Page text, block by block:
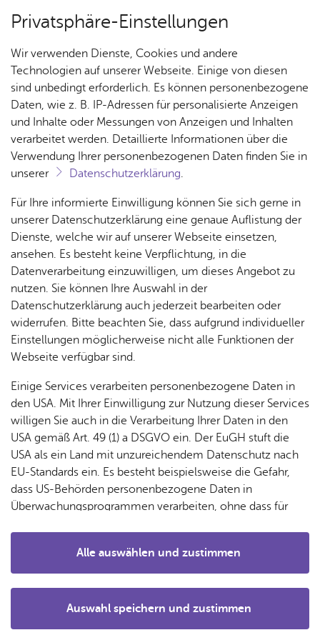
Über­sicht Bür­ger & Stadt
Rat­
haus &
Bür­
ger­
ser­vice
Rat­
häu­ser
& Orts­
ver­
wal­
Ämter
A–Z
Diens
t­leis­
tun­gen
A–Z
For­
Nach­
rich­
ten,
Vi­de­os
& Bil­
der
Me­di­
en­in­
for­ma­
tio­nen
fent­li­
che
Be­
kannt­
ma­
chun­
& TV
Pres­se
Jobs
Stel­
len­an­
ge­bo­te
Aus­bil­
dung &
Stu­di­
um
Bil­
dung
& Be­
treu­
ung
Potz­
be­
treu­
ung
Schu­
len
Bauen
& Um­
welt
Geo­
da­ten
& 3D-
Stadt­
Bau­
stel­len
& Um­
lei­tun­
Um­
welt &
Kli­ma­
Sa­nie­
ren &
bi­li­en
Stadt­
Ge­
sund­
heit &
kum
Ärzte &
Apo­
Fa­mi­lie
& Kin­
der
Se­nio­
ren
Woh­
nen
re­frei
Pfle­ge
& Un­
ter­stüt­
zung
Nach­rich­ten
Vor­le­sen
Mitt­woch, 01. Juli 2026
vor
Vereine haben absofort die Möglichkeit beim
Projekt #SSVstellt vor mitzumachen
Unsere neue Vereins-Spotlight-Reihe startet!
Ab sofort stellen wir Vereine und ihre Sportarten vor und
Ihr möchtet, dass wir euren Verein ins Spotlight rücken?
Dann bewerbt euch per E-Mail an info@sport-fn.de! Mit
dem Codewort #SSVstelltvor
Einen Einblick bekommt ihr hier am
Beispiel
Schwimmverein Friedrichshafen
Down­loads
Privatsphäre-Einstellungen
Wir verwenden Dienste, Cookies und andere
Technologien auf unserer Webseite. Einige von diesen
sind unbedingt erforderlich. Es können personenbezogene
Daten, wie z. B. IP-Adressen für personalisierte Anzeigen
und Inhalte oder Messungen von Anzeigen und Inhalten
verarbeitet werden. Detaillierte Informationen über die
Verwendung Ihrer personenbezogenen Daten finden Sie in
unserer
Datenschutzerklärung.
Für Ihre informierte Einwilligung können Sie sich gerne in
unserer Datenschutzerklärung eine genaue Auflistung der
Dienste, welche wir auf unserer Webseite einsetzen,
ansehen. Es besteht keine Verpflichtung, in die
Datenverarbeitung einzuwilligen, um dieses Angebot zu
nutzen. Sie können Ihre Auswahl in der
Datenschutzerklärung auch jederzeit bearbeiten oder
widerrufen. Bitte beachten Sie, dass aufgrund individueller
Einstellungen möglicherweise nicht alle Funktionen der
Webseite verfügbar sind.
Einige Services verarbeiten personenbezogene Daten in
den USA. Mit Ihrer Einwilligung zur Nutzung dieser Services
willigen Sie auch in die Verarbeitung Ihrer Daten in den
USA gemäß Art. 49 (1) a DSGVO ein. Der EuGH stuft die
USA als ein Land mit unzureichendem Datenschutz nach
EU-Standards ein. Es besteht beispielsweise die Gefahr,
dass US-Behörden personenbezogene Daten in
Überwachungsprogrammen verarbeiten, ohne dass für
Auswahl speichern und zustimmen
Alle auswählen und zustimmen